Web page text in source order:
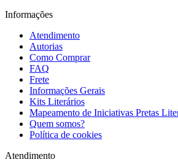
Informações
Atendimento
Autorias
Como Comprar
FAQ
Frete
Informações Gerais
Kits Literários
Mapeamento de Iniciativas Pretas
Quem somos?
Política de cookies
Atendimento